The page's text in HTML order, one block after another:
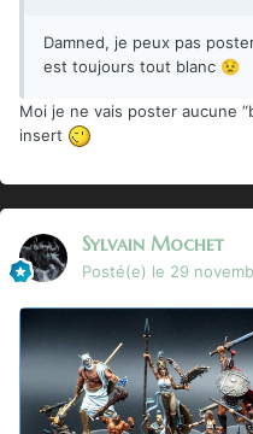
Damned, je peux pas
est toujours tout blanc 😟
Moi je ne vais poster aucune
insert
Sylvain Mochet
Posté(e) le 29